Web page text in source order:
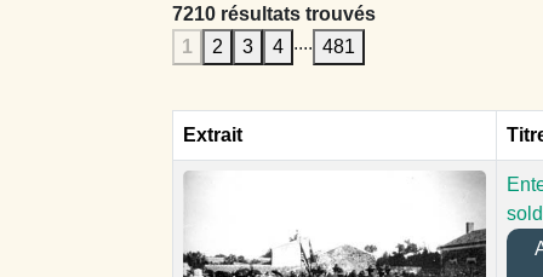
7210 résultats trouvés
1
2 3 4 .... 481
Extrait